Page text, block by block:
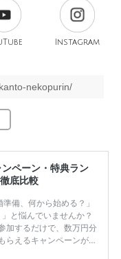
Instagram
nekopurin/
ペーン・特典ラン
底比較
備、何から始める？」
と悩んでいませんか？
加するだけで、数万円分
らえるキャンペーンがあ